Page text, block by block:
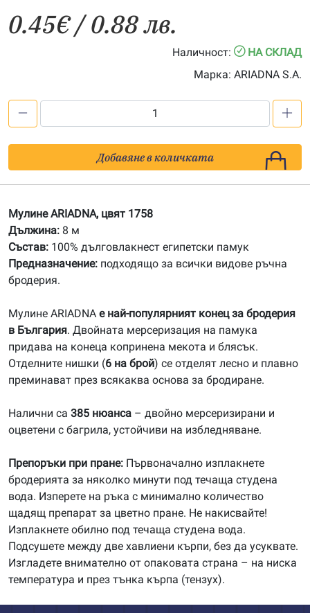
0.45€/ 0.88 лв.
Наличност:
НА СКЛАД
Марка: ARIADNA S.A.
Мулине
АRIADNA
Добавяне в количката
Мулине ARIADNA, цвят 1758
Дължина: 8 м
Състав: 100% дълговлакнест египетски памук
Предназначение: подходящо за всички видове ръчна
бродерия.
Мулине ARIADNA е най-популярният конец за бродерия
в България. Двойната мерсеризация на памука
придава на конеца копринена мекота и блясък.
Отделните нишки (6 на брой) се отделят лесно и плавно
преминават през всякаква основа за бродиране.
Налични са 385 нюанса – двойно мерсеризирани и
оцветени с багрила, устойчиви на избледняване.
Препоръки при пране: Първоначално изплакнете
бродерията за няколко минути под течаща студена
вода. Изперете на ръка с минимално количество
щадящ препарат за цветно пране. Не накисвайте!
Изплакнете обилно под течаща студена вода.
Подсушете между две хавлиени кърпи, без да усуквате.
Изгладете внимателно от опаковата страна – на ниска
температура и през тънка кърпа (тензух).